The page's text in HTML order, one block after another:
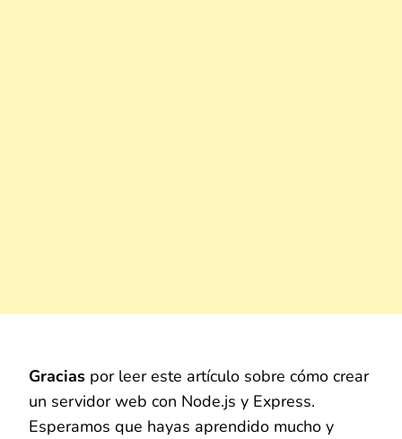
Gracias por leer este artículo sobre cómo crear
un servidor web con Node.js y Express.
Esperamos que hayas aprendido mucho y